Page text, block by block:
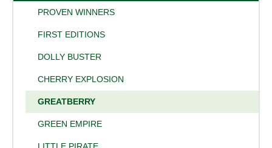
PROVEN WINNERS
FIRST EDITIONS
DOLLY BUSTER
CHERRY EXPLOSION
GREATBERRY
GREEN EMPIRE